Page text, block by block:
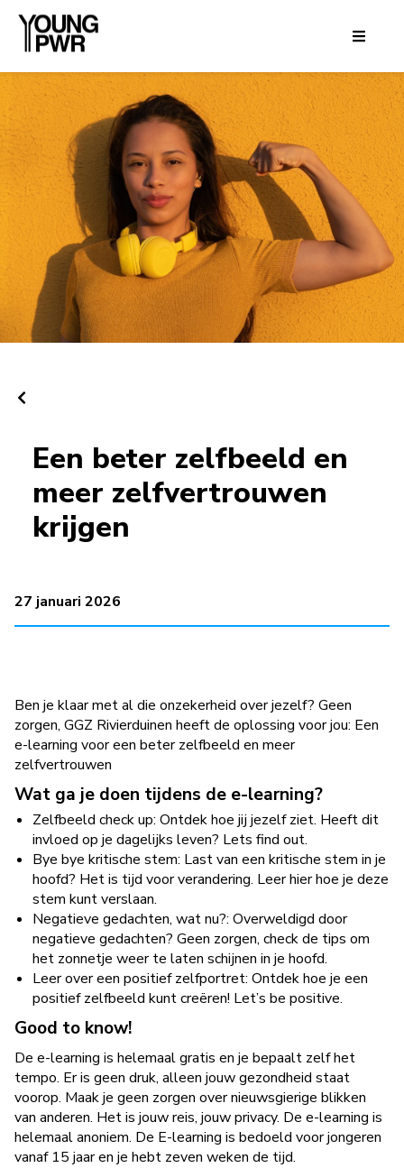
Een beter zelfbeeld en
meer zelfvertrouwen
krijgen
27 januari 2026
Ben je klaar met al die onzekerheid over jezelf? Geen
zorgen, GGZ Rivierduinen heeft de oplossing voor jou: Een
e-learning voor een beter zelfbeeld en meer
zelfvertrouwen
Wat ga je doen tijdens de e-learning?
Zelfbeeld check up: Ontdek hoe jij jezelf ziet. Heeft dit
invloed op je dagelijks leven? Lets find out.
Bye bye kritische stem: Last van een kritische stem in je
hoofd? Het is tijd voor verandering. Leer hier hoe je deze
stem kunt verslaan.
Negatieve gedachten, wat nu?: Overweldigd door
negatieve gedachten? Geen zorgen, check de tips om
het zonnetje weer te laten schijnen in je hoofd.
Leer over een positief zelfportret: Ontdek hoe je een
positief zelfbeeld kunt creëren! Let’s be positive.
Good to know!
De e-learning is helemaal gratis en je bepaalt zelf het
tempo. Er is geen druk, alleen jouw gezondheid staat
voorop. Maak je geen zorgen over nieuwsgierige blikken
van anderen. Het is jouw reis, jouw privacy. De e-learning is
helemaal anoniem. De E-learning is bedoeld voor jongeren
vanaf 15 jaar en je hebt zeven weken de tijd.